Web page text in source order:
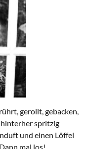
gerollt, gebacken,
spritzig
und einen Löffel
mal los!